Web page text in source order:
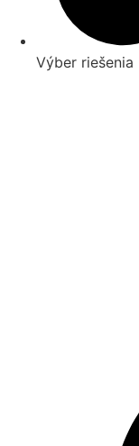
Výber riešenia